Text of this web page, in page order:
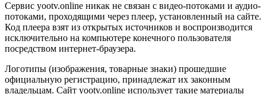
Сервис yootv.online никак не связан с видео-потоками и аудио-
потоками, проходящими через плеер, установленный на сайте.
Код плеера взят из открытых источников и воспроизводится
исключительно на компьютере конечного пользователя
посредством интернет-браузера.
Логотипы (изображения, товарные знаки) прошедшие
официальную регистрацию, принадлежат их законным
владельцам. Сайт yootv.online использует такие материалы